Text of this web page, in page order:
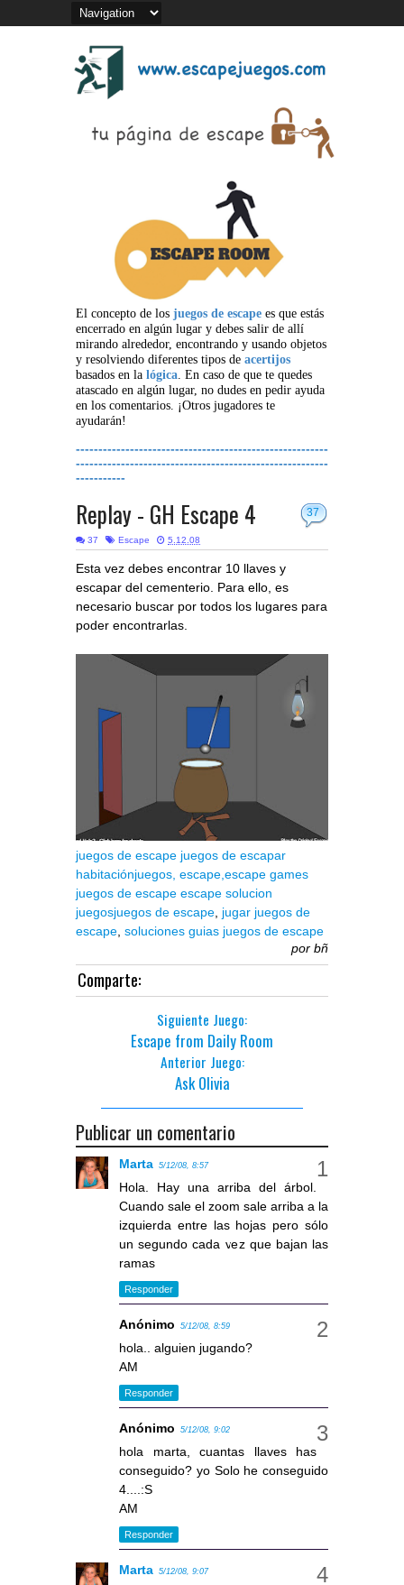
El concepto de los juegos de escape es que estás
encerrado en algún lugar y debes salir de allí
mirando alrededor, encontrando y usando objetos
y resolviendo diferentes tipos de acertijos
basados en la lógica. En caso de que te quedes
atascado en algún lugar, no dudes en pedir ayuda
en los comentarios. ¡Otros jugadores te
ayudarán!
--------------------------------------------------------
--------------------------------------------------------
-----------
37
Replay - GH Escape 4
37 Escape 5.12.08
Esta vez debes encontrar 10 llaves y
escapar del cementerio. Para ello, es
necesario buscar por todos los lugares para
poder encontrarlas.
juegos de escape juegos de escapar
habitaciónjuegos, escape,escape games
juegos de escape escape solucion
juegosjuegos de escape, jugar juegos de
escape, soluciones guias juegos de escape
por bñ
Comparte:
Siguiente Juego:
Escape from Daily Room
Anterior Juego:
Ask Olivia
Publicar un comentario
Marta 5/12/08, 8:57
Hola. Hay una arriba del árbol.
Cuando sale el zoom sale arriba a la
izquierda entre las hojas pero sólo
un segundo cada vez que bajan las
ramas
Responder
Anónimo 5/12/08, 8:59
hola.. alguien jugando?
AM
Responder
Anónimo 5/12/08, 9:02
hola marta, cuantas llaves has
conseguido? yo Solo he conseguido
4....:S
AM
Responder
Marta 5/12/08, 9:07